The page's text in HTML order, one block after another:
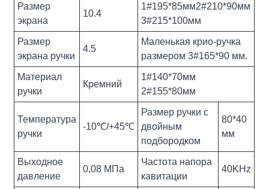
Размер
экрана
10.4
1#195*85мм2#210*90мм
3#215*100мм
Размер
экрана ручки
4.5
Маленькая крио-ручка
размером 3#165*90 мм.
Материал
ручки
Кремний
1#140*70мм
2#155*80мм
Температура
ручки
-10℃/+45℃
Размер ручки с
двойным
подбородком
80*40
мм
Выходное
давление
0,08 МПа
Частота напора
кавитации
40KHz